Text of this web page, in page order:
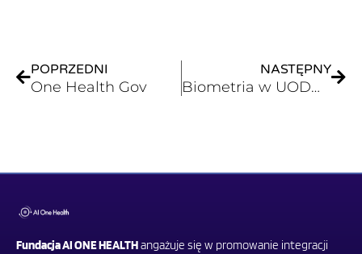
POPRZEDNI
One Health Gov
NASTĘPNY
Biometria w UODO – doświadczenia, perspektywy i wyzwania
Fundacja AI ONE HEALTHangażuje się w promowanie integracji